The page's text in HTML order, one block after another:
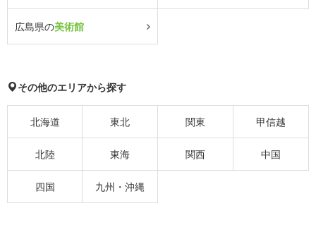
広島県の美術館
その他のエリアから探す
北海道 東北 関東 甲信越
北陸 東海 関西 中国
四国 九州・沖縄